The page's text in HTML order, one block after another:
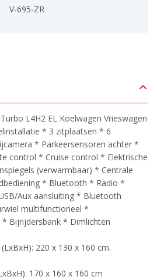
V-695-ZR
L4H2 EL Koelwagen Vrieswagen
* 3 zitplaatsen * 6
* Parkeersensoren achter *
control * Cruise control * Elektrische
(verwarmbaar) * Centrale
* Bluetooth * Radio *
Aux aansluiting * Bluetooth
multifunctioneel *
* Bijrijdersbank * Dimlichten
220 x 130 x 160 cm.
170 x 160 x 160 cm